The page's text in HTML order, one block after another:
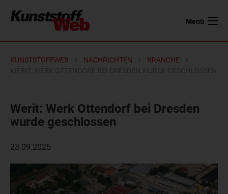
Menü
KUNSTSTOFFWEB NACHRICHTEN
BRANCHE
Werit: Werk Ottendorf bei Dresden
wurde geschlossen
23.09.2025